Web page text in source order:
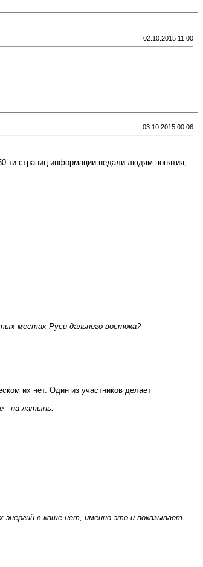
02.10.2015 11:00
03.10.2015 00:06
ти страниц информации недали людям понятия,
местах Руси дальнего востока?
их нет. Один из участников делает
- на латынь.
в каше нет, именно это и показывает